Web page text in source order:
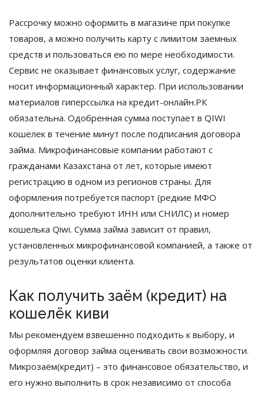
Рассрочку можно оформить в магазине при покупке
товаров, а можно получить карту с лимитом заемных
средств и пользоваться ею по мере необходимости.
Сервис не оказывает финансовых услуг, содержание
носит информационный характер. При использовании
материалов гиперссылка на кредит-онлайн.РК
обязательна. Одобренная сумма поступает в QIWI
кошелек в течение минут после подписания договора
займа. Микрофинансовые компании работают с
гражданами Казахстана от лет, которые имеют
регистрацию в одном из регионов страны. Для
оформления потребуется паспорт (редкие МФО
дополнительно требуют ИНН или СНИЛС) и номер
кошелька Qiwi. Сумма займа зависит от правил,
установленных микрофинансовой компанией, а также от
результатов оценки клиента.
Как получить заём (кредит) на
кошелёк киви
Мы рекомендуем взвешенно подходить к выбору, и
оформляя договор займа оценивать свои возможности.
Микрозаём(кредит) – это финансовое обязательство, и
его нужно выполнить в срок независимо от способа